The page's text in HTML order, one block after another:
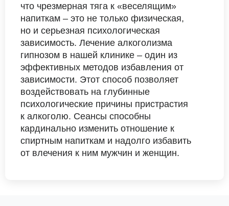
что чрезмерная тяга к «веселящим»
напиткам – это не только физическая,
но и серьезная психологическая
зависимость. Лечение алкоголизма
гипнозом в нашей клинике – один из
эффективных методов избавления от
зависимости. Этот способ позволяет
воздействовать на глубинные
психологические причины пристрастия
к алкоголю. Сеансы способны
кардинально изменить отношение к
спиртным напиткам и надолго избавить
от влечения к ним мужчин и женщин.